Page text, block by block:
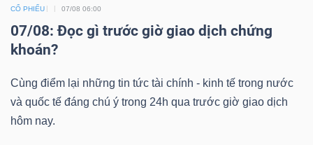
CỔ PHIẾU 07/08 06:00
07/08: Đọc gì trước giờ giao dịch chứng
khoán?
Cùng điểm lại những tin tức tài chính - kinh tế trong nước
và quốc tế đáng chú ý trong 24h qua trước giờ giao dịch
hôm nay.